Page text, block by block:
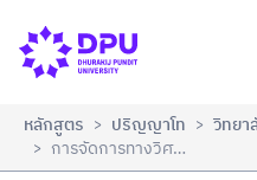
การจัดการทางวิศวกรรมและเทคโนโลยี
Engineering and Technology
หลักสูตร > ปริญญาโท > วิทยา
> การจัดการทางวิศวกรรมและเทคโนโลยี Engineering And Technology Management